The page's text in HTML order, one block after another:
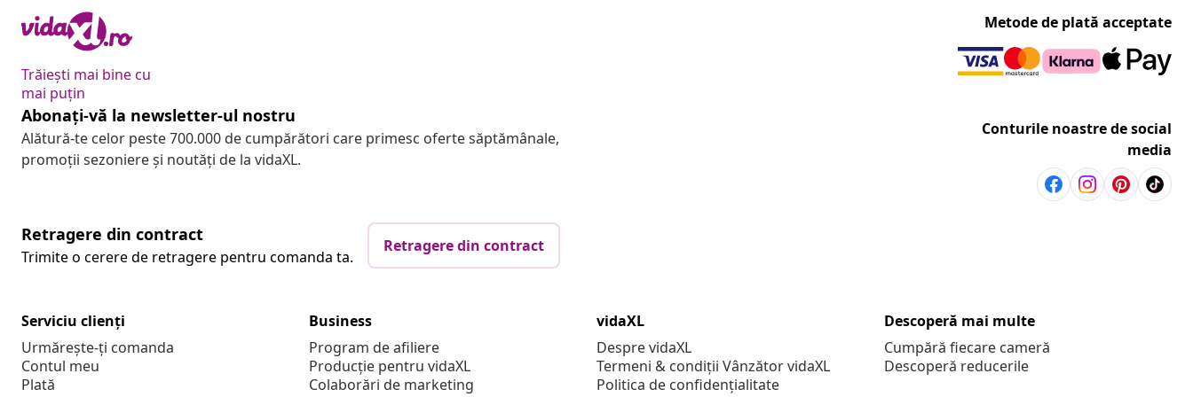
Trăiești mai bine cu
mai puțin
Metode de plată acceptate
Abonați-vă la newsletter-ul nostru
Alătură-te celor peste 700.000 de cumpărători care primesc oferte săptămânale,
promoții sezoniere și noutăți de la vidaXL.
Conturile noastre de social
media
Retragere din contract
Trimite o cerere de retragere pentru comanda ta.
Retragere din contract
Serviciu clienți
Urmărește-ți comanda
Contul meu
Plată
Business
Program de afiliere
Producție pentru vidaXL
Colaborări de marketing
vidaXL
Despre vidaXL
Termeni & condiții Vânzător vidaXL
Politica de confidențialitate
Descoperă mai multe
Cumpără fiecare cameră
Descoperă reducerile